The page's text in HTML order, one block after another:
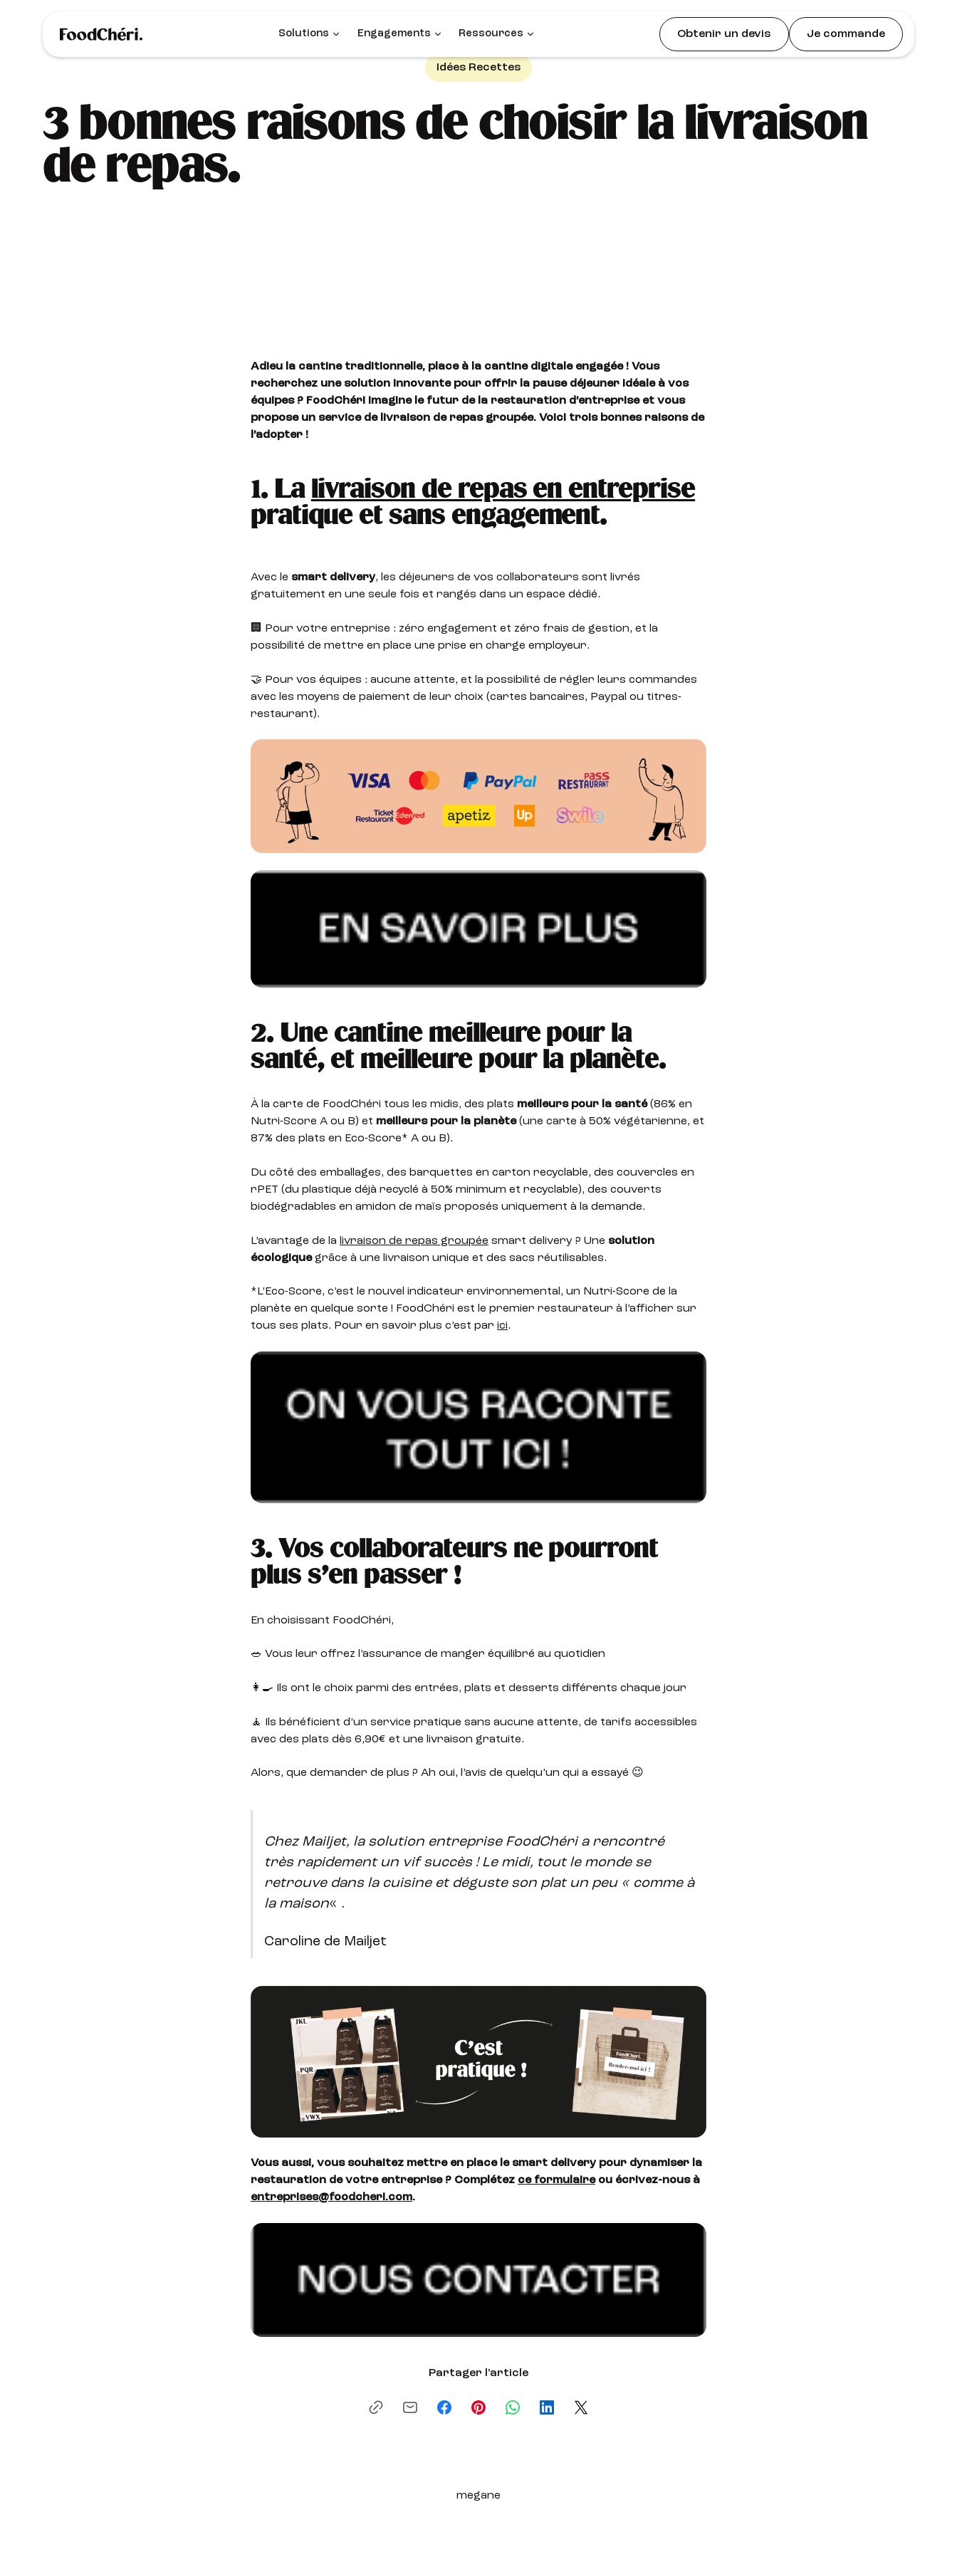
Solutions Engagements Ressources Obtenir un devis Je commande
Idées Recettes
3 bonnes raisons de choisir la livraison
de repas.
Adieu la cantine traditionnelle, place à la cantine digitale engagée ! Vous
recherchez une solution innovante pour offrir la pause déjeuner idéale à vos
équipes ? FoodChéri imagine le futur de la restauration d’entreprise et vous
propose un service de livraison de repas groupée. Voici trois bonnes raisons de
l’adopter !
1. La livraison de repas en entreprise
pratique et sans engagement.
Avec le smart delivery, les déjeuners de vos collaborateurs sont livrés
gratuitement en une seule fois et rangés dans un espace dédié.
🏢 Pour votre entreprise : zéro engagement et zéro frais de gestion, et la
possibilité de mettre en place une prise en charge employeur.
🤝 Pour vos équipes : aucune attente, et la possibilité de régler leurs commandes
avec les moyens de paiement de leur choix (cartes bancaires, Paypal ou titres-
restaurant).
2. Une cantine meilleure pour la
santé, et meilleure pour la planète.
À la carte de FoodChéri tous les midis, des plats meilleurs pour la santé(86% en
Nutri-Score A ou B) et meilleurs pour la planète(une carte à 50% végétarienne, et
87% des plats en Eco-Score* A ou B).
Du côté des emballages, des barquettes en carton recyclable, des couvercles en
rPET (du plastique déjà recyclé à 50% minimum et recyclable), des couverts
biodégradables en amidon de maïs proposés uniquement à la demande.
L’avantage de la livraison de repas groupée smart delivery ? Une solution
écologiquegrâce à une livraison unique et des sacs réutilisables.
*L’Eco-Score, c’est le nouvel indicateur environnemental, un Nutri-Score de la
planète en quelque sorte ! FoodChéri est le premier restaurateur à l’afficher sur
tous ses plats. Pour en savoir plus c’est par ici.
3. Vos collaborateurs ne pourront
plus s’en passer !
En choisissant FoodChéri,
🥗 Vous leur offrez l’assurance de manger équilibré au quotidien
👩‍🍳 Ils ont le choix parmi des entrées, plats et desserts différents chaque jour
🧘 Ils bénéficient d’un service pratique sans aucune attente, de tarifs accessibles
avec des plats dès 6,90€ et une livraison gratuite.
Alors, que demander de plus ? Ah oui, l’avis de quelqu’un qui a essayé 😉
Chez Mailjet, la solution entreprise FoodChéri a rencontré
très rapidement un vif succès ! Le midi, tout le monde se
retrouve dans la cuisine et déguste son plat un peu « comme à
la maison« .
Caroline de Mailjet
Vous aussi, vous souhaitez mettre en place le smart delivery pour dynamiser la
restauration de votre entreprise ? Complétez ce formulaireou écrivez-nous à
entreprises@foodcheri.com.
Partager l'article
megane